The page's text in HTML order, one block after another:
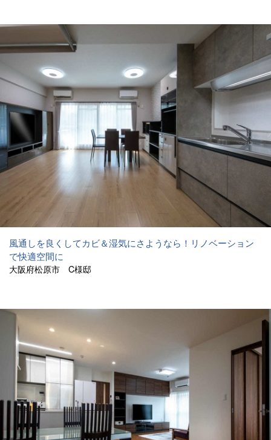
風通しを良くしてカビ＆湿気にさようなら！リノベーション
で快適空間に
大阪府松原市 C様邸